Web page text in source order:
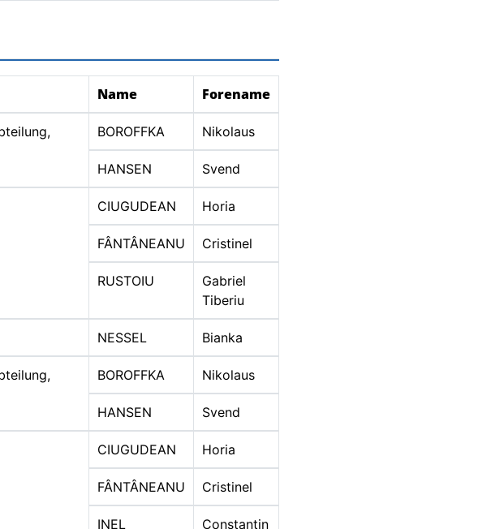
Name Forename
BOROFFKA Nikolaus
HANSEN Svend
CIUGUDEAN Horia
FÂNTÂNEANU Cristinel
RUSTOIU
Gabriel
Tiberiu
NESSEL Bianka
BOROFFKA Nikolaus
HANSEN Svend
CIUGUDEAN Horia
FÂNTÂNEANU Cristinel
INEL Constantin